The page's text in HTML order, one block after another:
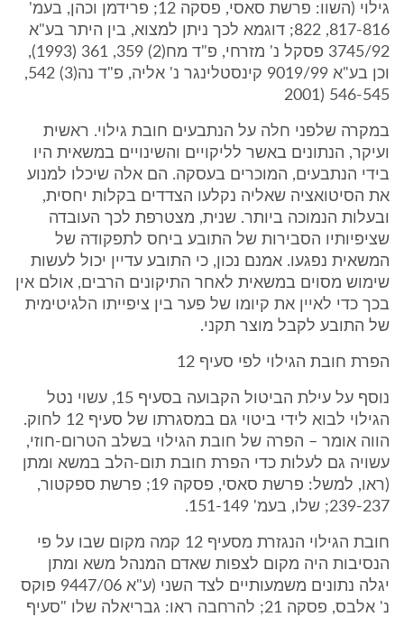
גילוי (השוו: פרשת סאסי, פסקה 12; פרידמן וכהן, בעמ'
817-816, 822; דוגמא לכך ניתן למצוא, בין היתר בע"א
3745/92 פסקל נ' מזרחי, פ"ד מח(2) 359, 361 (1993),
וכן בע"א 9019/99 קינסטלינגר נ' אליה, פ"ד נה(3) 542,
546-545 (2001
במקרה שלפני חלה על הנתבעים חובת גילוי. ראשית
ועיקר, הנתונים באשר לליקויים והשינויים במשאית היו
בידי הנתבעים, המוכרים בעסקה. הם אלה שיכלו למנוע
את הסיטואציה שאליה נקלעו הצדדים בקלות יחסית,
ובעלות הנמוכה ביותר. שנית, מצטרפת לכך העובדה
שציפיותיו הסבירות של התובע ביחס לתפקודה של
המשאית נפגעו. אמנם נכון, כי התובע עדיין יכול לעשות
שימוש מסוים במשאית לאחר התיקונים הרבים, אולם אין
בכך כדי לאיין את קיומו של פער בין ציפייתו הלגיטימית
של התובע לקבל מוצר תקני.
הפרת חובת הגילוי לפי סעיף 12
נוסף על עילת הביטול הקבועה בסעיף 15, עשוי נטל
הגילוי לבוא לידי ביטוי גם במסגרתו של סעיף 12 לחוק.
הווה אומר – הפרה של חובת הגילוי בשלב הטרום-חוזי,
עשויה גם לעלות כדי הפרת חובת תום-הלב במשא ומתן
(ראו, למשל: פרשת סאסי, פסקה 19; פרשת ספקטור,
239-237; שלו, בעמ' 151-149.
חובת הגילוי הנגזרת מסעיף 12 קמה מקום שבו על פי
הנסיבות היה מקום לצפות שאדם המנהל משא ומתן
יגלה נתונים משמעותיים לצד השני (ע"א 9447/06 פוקס
נ' אלבס, פסקה 21; להרחבה ראו: גבריאלה שלו "סעיף